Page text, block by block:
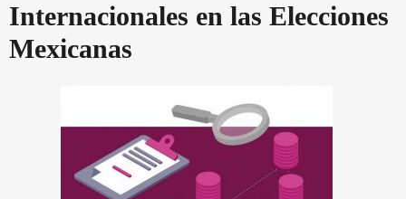
Internacionales en las Elecciones
Mexicanas